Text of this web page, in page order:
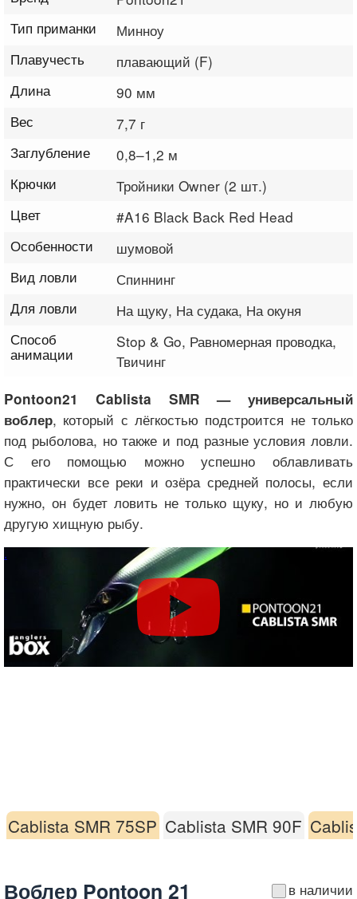
Тип приманки
Минноу
Плавучесть
плавающий (F)
Длина
90 мм
Вес
7,7 г
Заглубление
0,8–1,2 м
Крючки
Тройники Owner (2 шт.)
Цвет
#A16 Black Back Red Head
Особенности
шумовой
Вид ловли
Спиннинг
Для ловли
На щуку, На судака, На окуня
Способ
анимации
Stop & Go, Равномерная проводка,
Твичинг
Pontoon21 Cablista SMR — универсальный
воблер, который с лёгкостью подстроится не только
под рыболова, но также и под разные условия ловли.
С его помощью можно успешно облавливать
практически все реки и озёра средней полосы, если
нужно, он будет ловить не только щуку, но и любую
другую хищную рыбу.
Cablista SMR 75SP Cablista SMR 90F
в наличии
Воблер Pontoon 21